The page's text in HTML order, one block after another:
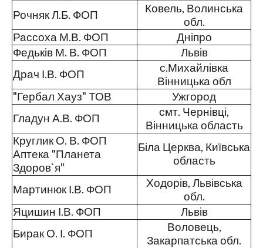
Рочняк Л.Б. ФОП
Ковель, Волинська
обл.
Рассоха М.В. ФОП
Дніпро
Федьків М. В. ФОП
Львів
Драч І.В. ФОП
с.Михайлівка
Вінницька обл
"Гербал Хауз" ТОВ
Ужгород
Гладун А.В. ФОП
смт. Чернівці,
Вінницька область
Круглик О. В. ФОП
Аптека "Планета
Здоров`я"
Біла Церква, Київська
область
Мартинюк І.В. ФОП
Ходорів, Львівська
обл.
Яцишин І.В. ФОП
Львів
Бирак О. І. ФОП
Воловець,
Закарпатська обл.